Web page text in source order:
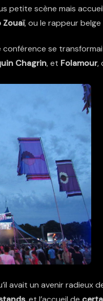
petite scène mais
Zouaï, ou le rappeur belge
se
Chagrin, et Folamour,
avait un avenir radieux